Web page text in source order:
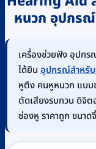
หนวก อุปกร
เครื่องช่วยฟัง อุปกร
ได้ยิน อุปกรณ์สำหรั
หูตึง คนหูหนวก แบบ
ตัดเสียงรบกวน ดิจิต
ช่องหู ราคาถูก ขนา